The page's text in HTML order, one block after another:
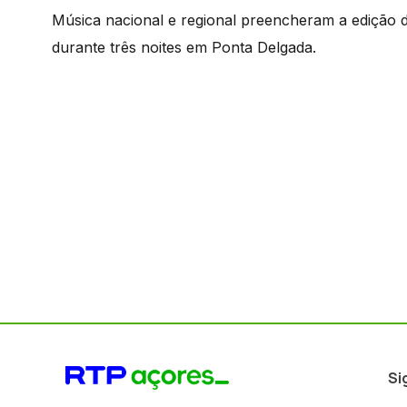
Música nacional e regional preencheram a
durante três noites em Ponta Delgada.